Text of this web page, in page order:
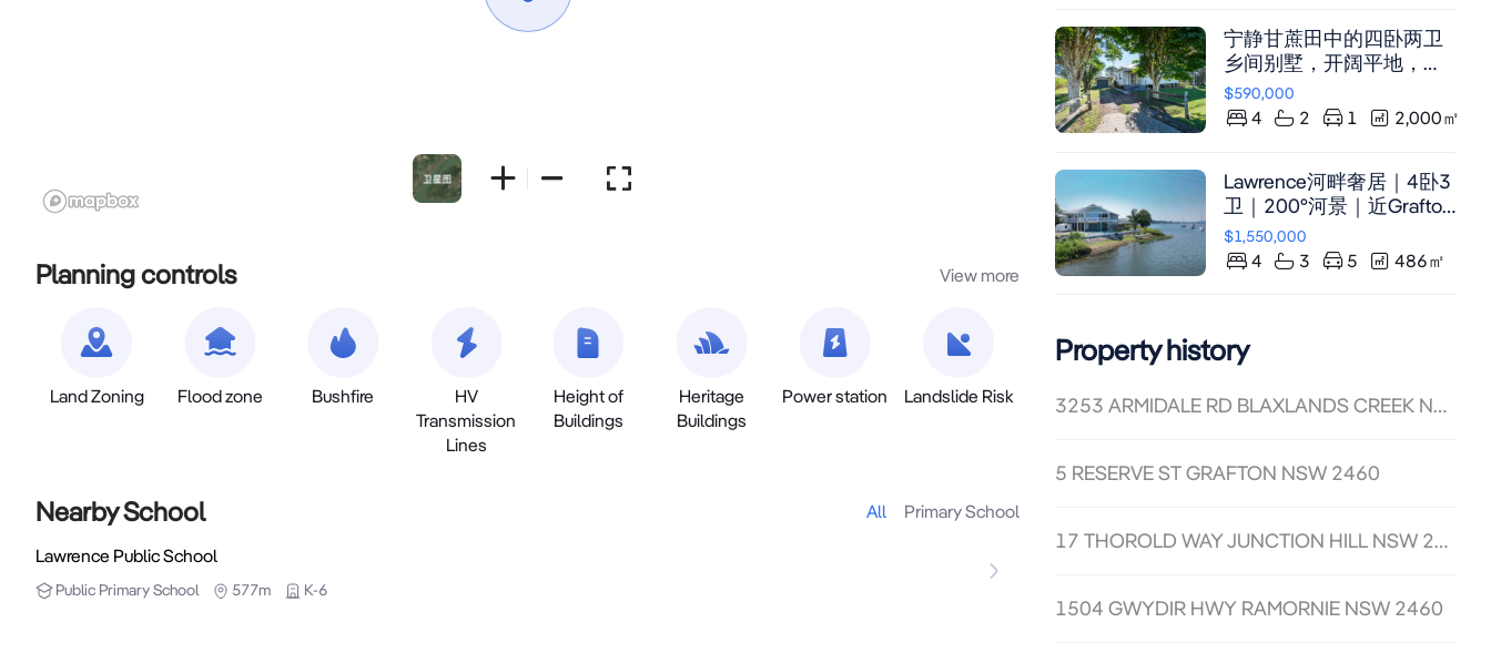
Planning controls View more
Land Zoning Flood zone Bushfire
HV
Transmission
Lines
Height of
Buildings
Heritage
Buildings
Power station Landslide Risk
Nearby School All Primary School
Lawrence Public School
Public Primary School 577m K-6
宁静甘蔗田中的四卧两卫
乡间别墅，开阔平地，现
代舒适，适合家庭和爱好
宁静生活者。
$590,000
4 2 1 2,000㎡
Lawrence河畔奢居｜4卧3
卫｜200°河景｜近Grafton
与Yamba
$1,550,000
4 3 5 486㎡
Property history
3253 ARMIDALE RD BLAXLANDS CREEK NSW 2460
5 RESERVE ST GRAFTON NSW 2460
17 THOROLD WAY JUNCTION HILL NSW 2460
1504 GWYDIR HWY RAMORNIE NSW 2460